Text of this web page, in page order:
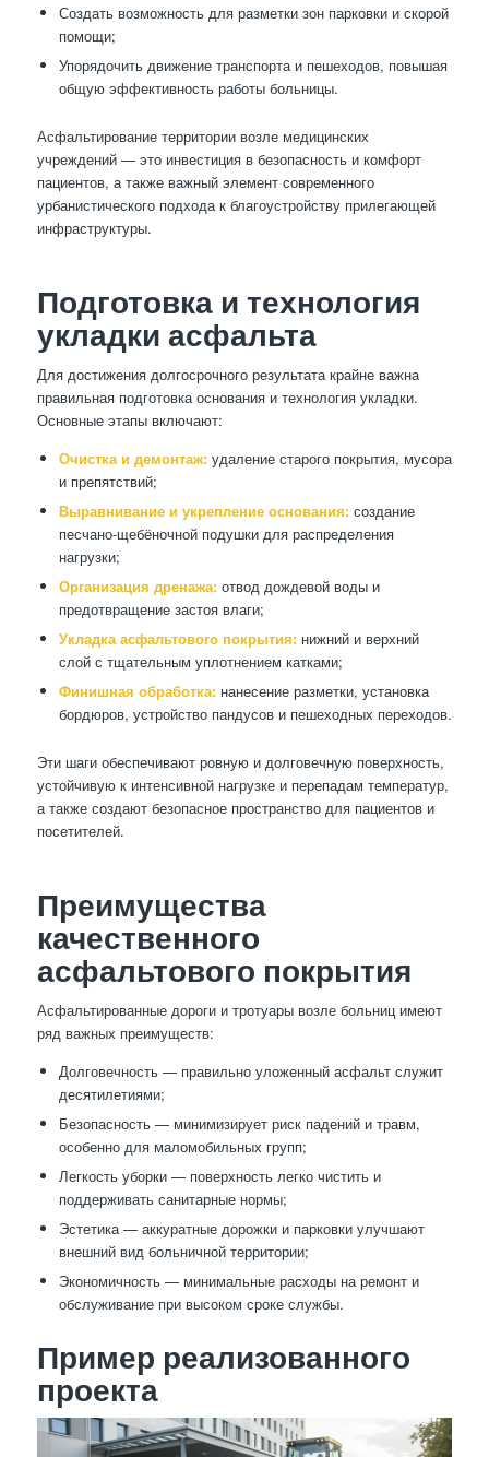
Создать возможность для разметки зон парковки и скорой
помощи;
Упорядочить движение транспорта и пешеходов, повышая
общую эффективность работы больницы.
Асфальтирование территории возле медицинских
учреждений — это инвестиция в безопасность и комфорт
пациентов, а также важный элемент современного
урбанистического подхода к благоустройству прилегающей
инфраструктуры.
Подготовка и технология
укладки асфальта
Для достижения долгосрочного результата крайне важна
правильная подготовка основания и технология укладки.
Основные этапы включают:
Очистка и демонтаж:удаление старого покрытия, мусора
и препятствий;
Выравнивание и укрепление основания:создание
песчано-щебёночной подушки для распределения
нагрузки;
Организация дренажа:отвод дождевой воды и
предотвращение застоя влаги;
Укладка асфальтового покрытия:нижний и верхний
слой с тщательным уплотнением катками;
Финишная обработка:нанесение разметки, установка
бордюров, устройство пандусов и пешеходных переходов.
Эти шаги обеспечивают ровную и долговечную поверхность,
устойчивую к интенсивной нагрузке и перепадам температур,
а также создают безопасное пространство для пациентов и
посетителей.
Преимущества
качественного
асфальтового покрытия
Асфальтированные дороги и тротуары возле больниц имеют
ряд важных преимуществ:
Долговечность — правильно уложенный асфальт служит
десятилетиями;
Безопасность — минимизирует риск падений и травм,
особенно для маломобильных групп;
Легкость уборки — поверхность легко чистить и
поддерживать санитарные нормы;
Эстетика — аккуратные дорожки и парковки улучшают
внешний вид больничной территории;
Экономичность — минимальные расходы на ремонт и
обслуживание при высоком сроке службы.
Пример реализованного
проекта